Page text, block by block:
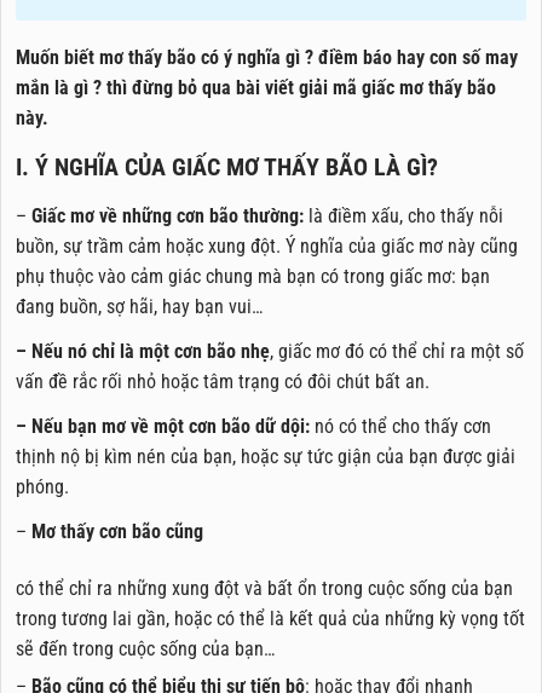
Muốn biết mơ thấy bão có ý nghĩa gì ? điềm báo hay con số may
mắn là gì ? thì đừng bỏ qua bài viết giải mã giấc mơ thấy bão
này.
I. Ý NGHĨA CỦA GIẤC MƠ THẤY BÃO LÀ GÌ?
– Giấc mơ về những cơn bão thường: là điềm xấu, cho thấy nỗi
buồn, sự trầm cảm hoặc xung đột. Ý nghĩa của giấc mơ này cũng
phụ thuộc vào cảm giác chung mà bạn có trong giấc mơ: bạn
đang buồn, sợ hãi, hay bạn vui…
– Nếu nó chỉ là một cơn bão nhẹ, giấc mơ đó có thể chỉ ra một số
vấn đề rắc rối nhỏ hoặc tâm trạng có đôi chút bất an.
– Nếu bạn mơ về một cơn bão dữ dội: nó có thể cho thấy cơn
thịnh nộ bị kìm nén của bạn, hoặc sự tức giận của bạn được giải
phóng.
– Mơ thấy cơn bão cũng
có thể chỉ ra những xung đột và bất ổn trong cuộc sống của bạn
trong tương lai gần, hoặc có thể là kết quả của những kỳ vọng tốt
sẽ đến trong cuộc sống của bạn…
– Bão cũng có thể biểu thị sự tiến bộ: hoặc thay đổi nhanh